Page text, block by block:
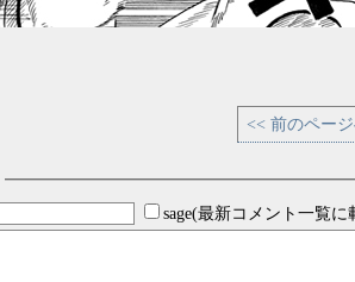
<< 前のペー
sage(最新コメント一覧に